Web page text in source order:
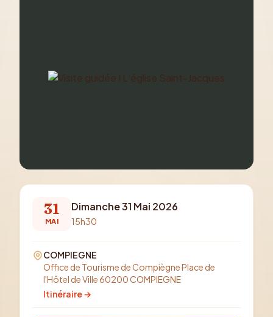
31
MAI
Dimanche 31 Mai 2026
15h30
COMPIEGNE
Office de Tourisme de Compiègne Place de
l'Hôtel de Ville 60200 COMPIEGNE
Itinéraire →